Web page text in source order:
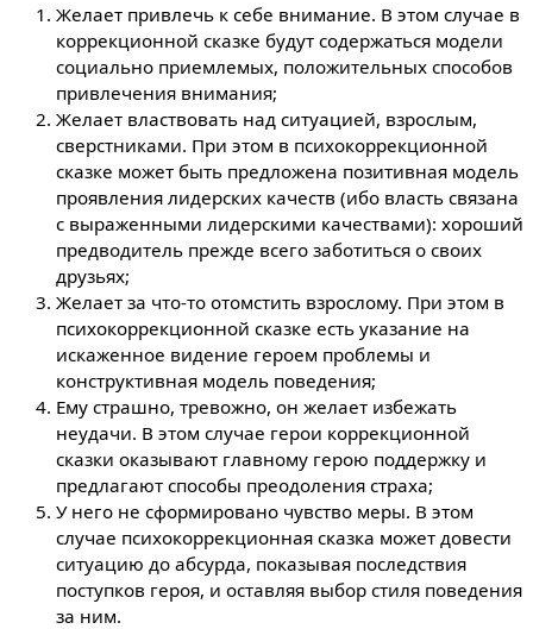
Желает привлечь к себе внимание. В этом случае в
коррекционной сказке будут содержаться модели
социально приемлемых, положительных способов
привлечения внимания;
Желает властвовать над ситуацией, взрослым,
сверстниками. При этом в психокоррекционной
сказке может быть предложена позитивная модель
проявления лидерских качеств (ибо власть связана
с выраженными лидерскими качествами): хороший
предводитель прежде всего заботиться о своих
друзьях;
Желает за что-то отомстить взрослому. При этом в
психокоррекционной сказке есть указание на
искаженное видение героем проблемы и
конструктивная модель поведения;
Ему страшно, тревожно, он желает избежать
неудачи. В этом случае герои коррекционной
сказки оказывают главному герою поддержку и
предлагают способы преодоления страха;
У него не сформировано чувство меры. В этом
случае психокоррекционная сказка может довести
ситуацию до абсурда, показывая последствия
поступков героя, и оставляя выбор стиля поведения
за ним.